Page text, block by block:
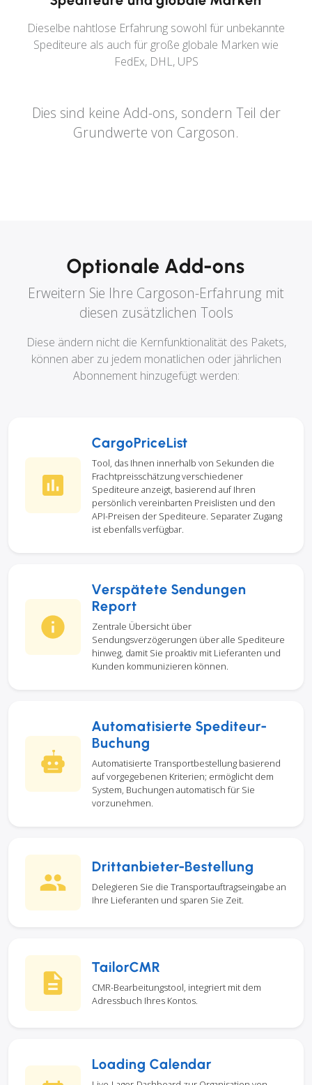
Dieselbe nahtlose Erfahrung sowohl für unbekannte
Spediteure als auch für große globale Marken wie
FedEx, DHL, UPS
Dies sind keine Add-ons, sondern Teil der
Grundwerte von Cargoson.
Optionale Add-ons
Erweitern Sie Ihre Cargoson-Erfahrung mit
diesen zusätzlichen Tools
Diese ändern nicht die Kernfunktionalität des Pakets,
können aber zu jedem monatlichen oder jährlichen
Abonnement hinzugefügt werden:
CargoPriceList
Tool, das Ihnen innerhalb von Sekunden die
Frachtpreisschätzung verschiedener
Spediteure anzeigt, basierend auf Ihren
persönlich vereinbarten Preislisten und den
API-Preisen der Spediteure. Separater Zugang
ist ebenfalls verfügbar.
Verspätete Sendungen
Report
Zentrale Übersicht über
Sendungsverzögerungen über alle Spediteure
hinweg, damit Sie proaktiv mit Lieferanten und
Kunden kommunizieren können.
Automatisierte Spediteur-
Buchung
Automatisierte Transportbestellung basierend
auf vorgegebenen Kriterien; ermöglicht dem
System, Buchungen automatisch für Sie
vorzunehmen.
Drittanbieter-Bestellung
Delegieren Sie die Transportauftragseingabe an
Ihre Lieferanten und sparen Sie Zeit.
TailorCMR
CMR-Bearbeitungstool, integriert mit dem
Adressbuch Ihres Kontos.
Loading Calendar